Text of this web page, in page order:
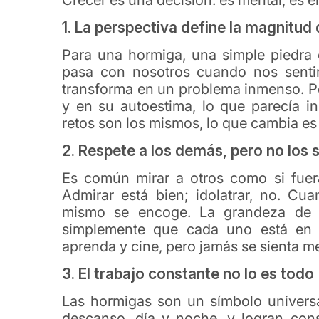
1. La perspectiva define la magnitud
Para una hormiga, una simple
pasa con nosotros cuando nos
transforma en un problema inmenso.
y en su autoestima, lo que parecía
retos son los mismos, lo que cambia
2. Respete a los demás, pero no los
Es común mirar a otros como si
Admirar está bien; idolatrar, no.
mismo se encoge. La grandeza
simplemente que cada uno está
aprenda y cine, pero jamás se sienta
3. El trabajo constante no lo es todo
Las hormigas son un símbolo